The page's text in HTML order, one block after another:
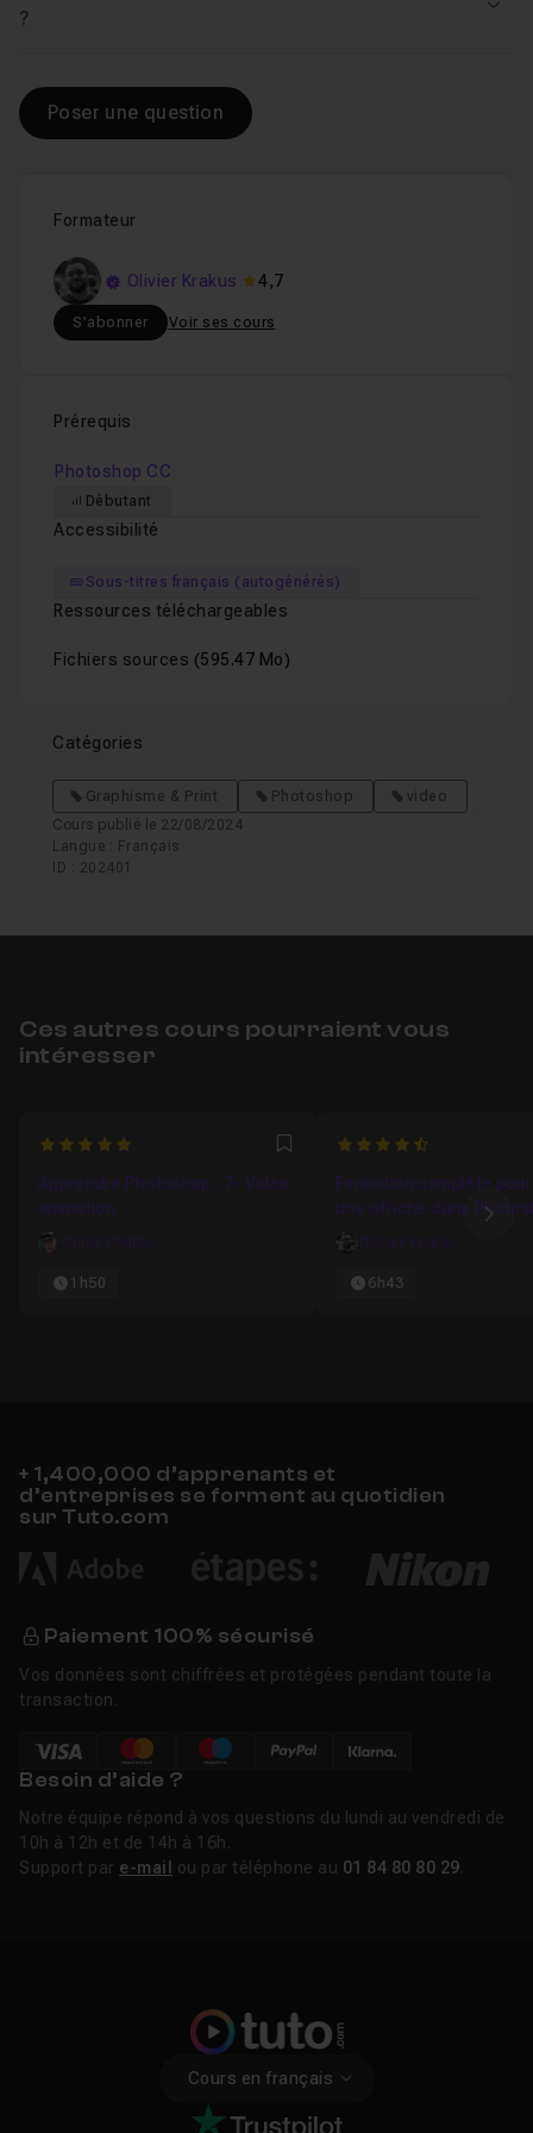
Chapitre 4 : Conclusion
Formateur
Olivier Krakus 4,7
S'abonner Voir ses cours
Prérequis
Photoshop CC
Débutant
Accessibilité
Sous-titres français (autogénérés)
Ressources téléchargeables
Fichiers sources (595.47 Mo)
Catégories
Graphisme & Print Photoshop
video
Cours publié le 22/08/2024
Langue : Français
ID : 202401
?
Poser une question
Ces autres cours pourraient vous
intéresser
5 Favori
Apprendre Photoshop : 7- Vidéo,
animation
Gilles Pfeiffer
1h50
4.5
Formation complète
une affiche dans
Olivier Krakus
6h43
+ 1,400,000 d’apprenants et
d’entreprises se forment au quotidien
sur Tuto.com
Paiement 100% sécurisé
Vos données sont chiffrées et protégées pendant toute la
transaction.
Besoin d’aide ?
Notre équipe répond à vos questions du lundi au vendredi de
10h à 12h et de 14h à 16h.
Support par e-mail ou par téléphone au 01 84 80 80 29
Cours en français